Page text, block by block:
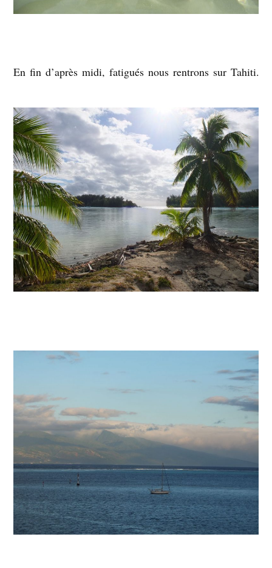
En fin d’après midi, fatigués nous rentrons sur Tahiti.